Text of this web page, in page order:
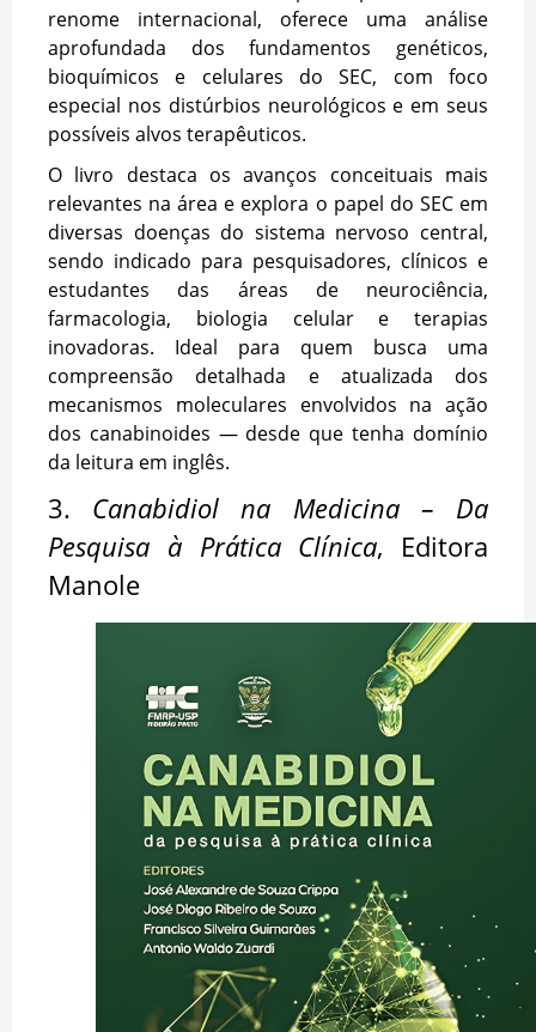
renome internacional, oferece uma análise
aprofundada dos fundamentos genéticos,
bioquímicos e celulares do SEC, com foco
especial nos distúrbios neurológicos e em seus
possíveis alvos terapêuticos.
O livro destaca os avanços conceituais mais
relevantes na área e explora o papel do SEC em
diversas doenças do sistema nervoso central,
sendo indicado para pesquisadores, clínicos e
estudantes das áreas de neurociência,
farmacologia, biologia celular e terapias
inovadoras. Ideal para quem busca uma
compreensão detalhada e atualizada dos
mecanismos moleculares envolvidos na ação
dos canabinoides — desde que tenha domínio
da leitura em inglês.
3. Canabidiol na Medicina – Da
Pesquisa à Prática Clínica, Editora
Manole